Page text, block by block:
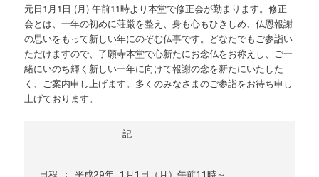
元日1月1日 (月) 午前11時より本堂で修正会が勤まります。修正
会とは、一年の初めに荘厳を整え、身も心もひきしめ、仏恩報謝
の思いをもって新しい年にのぞむ仏事です。どなたでもご参詣い
ただけますので、了願寺本堂で心新たにお念仏をお称えし、ご一
緒にいのち輝く新しい一年に向けて報謝の念を新たにいたした
く、ご案内申し上げます。多くのみなさまのご参詣をお待ち申し
上げております。
記